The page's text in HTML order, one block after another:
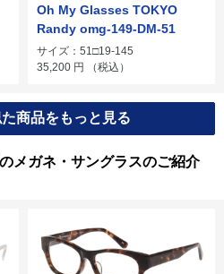
Oh My Glasses TOKYO
Randy omg-149-DM-51
サイズ：51□19-145
35,200 円 （税込）
商品をもっと見る
メガネ・サングラスのご紹介